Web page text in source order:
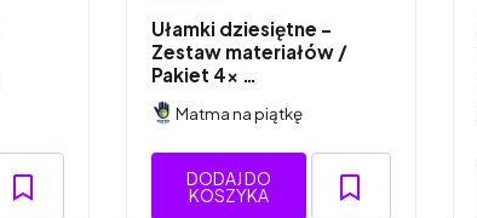
Ułamki dziesiętne -
Zestaw materiałów /
Pakiet 4x …
Matma na piątkę
DODAJ DO
KOSZYKA